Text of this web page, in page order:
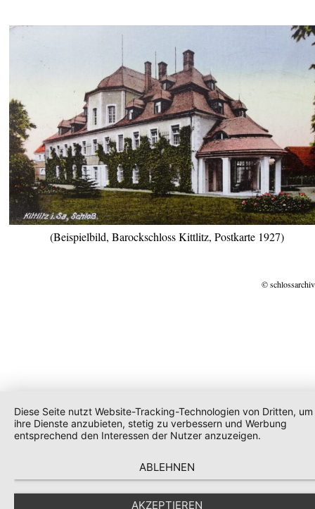
(Beispielbild, Barockschloss Kittlitz, Postkarte 1927)
©
Diese Seite nutzt Website-Tracking-Technologien von Dritten, um
ihre Dienste anzubieten, stetig zu verbessern und Werbung
entsprechend den Interessen der Nutzer anzuzeigen.
ABLEHNEN
AKZEPTIEREN